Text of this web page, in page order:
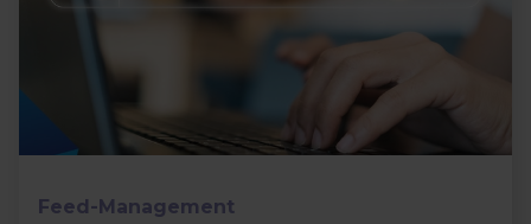
Feed-Management